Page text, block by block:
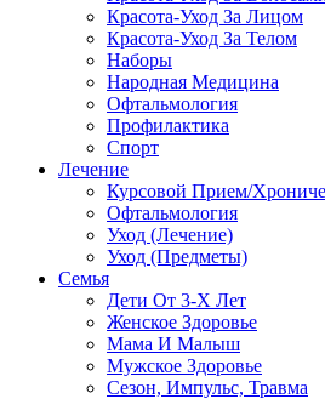
Красота-Уход За Лицом
Красота-Уход За Телом
Наборы
Народная Медицина
Офтальмология
Профилактика
Спорт
Лечение
Курсовой Прием/
Офтальмология
Уход (Лечение)
Уход (Предметы)
Семья
Дети От 3-Х Лет
Женское Здоровье
Мама И Малыш
Мужское Здоровье
Сезон, Импульс, Травма